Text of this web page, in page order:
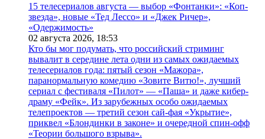
15 телесериалов августа — выбор «Фонтанки»: «Коп-
звезда», новые «Тед Лессо» и «Джек Ричер»,
«Одержимость»
02 августа 2026, 18:53
Кто бы мог подумать, что российский стриминг
вывалит в середине лета одни из самых ожидаемых
телесериалов года: пятый сезон «Мажора»,
паранормальную комедию «Зовите Витю!», лучший
сериал с фестиваля «Пилот» — «Паша» и даже кибер-
драму «Фейк». Из зарубежных особо ожидаемых
телепроектов — третий сезон сай-фая «Укрытие»,
приквел «Блондинки в законе» и очередной спин-офф
«Теории большого взрыва».